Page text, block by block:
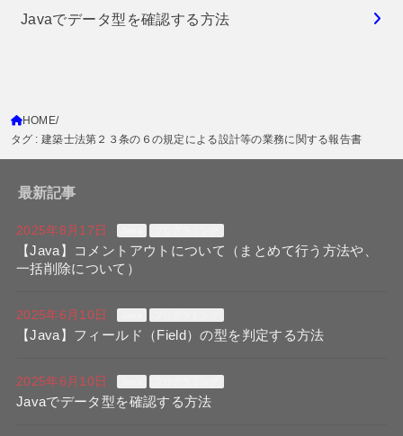
Javaでデータ型を確認する方法
HOME
タグ : 建築士法第２３条の６の規定による設計等の業務に関する報告書
最新記事
2025年8月17日
【Java】コメントアウトについて（まとめて行う方法や、
一括削除について）
2025年6月10日
【Java】フィールド（Field）の型を判定する方法
2025年6月10日
Javaでデータ型を確認する方法